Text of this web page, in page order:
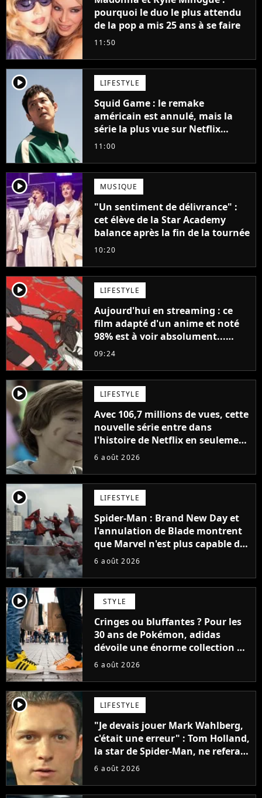
pourquoi le duo le plus attendu
de la pop a mis 25 ans à se faire
11:50
player2 LIFESTYLE
Squid Game : le remake
américain est annulé, mais la
série la plus vue sur Netflix
pourrait avoir une version
11:00
player2 MUSIQUE
"Un sentiment de délivrance" :
cet élève de la Star Academy
balance après la fin de la tournée
10:20
player2 LIFESTYLE
Aujourd'hui en streaming : ce
film adapté d'un anime et noté
98% est à voir absolument...
sinon vous ne comprendrez plus
09:24
player2 LIFESTYLE
Avec 106,7 millions de vues, cette
nouvelle série entre dans
l'histoire de Netflix en seulement
48 jours
6 août 2026
player2 LIFESTYLE
Spider-Man : Brand New Day et
l'annulation de Blade montrent
que Marvel n'est plus capable de
faire quoi que ce soit de simple
6 août 2026
player2 STYLE
Cringes ou bluffantes ? Pour les
30 ans de Pokémon, adidas
dévoile une énorme collection de
sneakers et je ne sais pas quoi en
6 août 2026
player2 LIFESTYLE
"Je devais jouer Mark Wahlberg,
c'était une erreur" : Tom Holland,
la star de Spider-Man, ne referait
pas ce blockbuster
6 août 2026